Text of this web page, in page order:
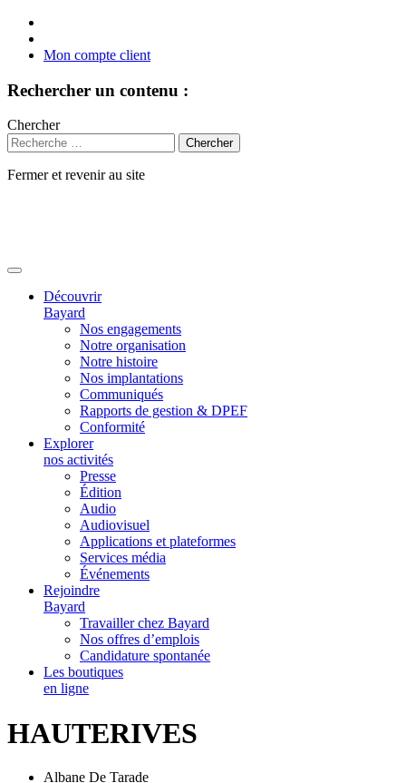
Mon compte client
Rechercher un contenu :
Chercher
Fermer et revenir au site
Découvrir
Bayard
Nos engagements
Notre organisation
Notre histoire
Nos implantations
Communiqués
Rapports de gestion & DPEF
Conformité
Explorer
nos activités
Presse
Édition
Audio
Audiovisuel
Applications et plateformes
Services média
Événements
Rejoindre
Bayard
Travailler chez Bayard
Nos offres d’emplois
Candidature spontanée
Les boutiques
en ligne
HAUTERIVES
Albane De Tarade